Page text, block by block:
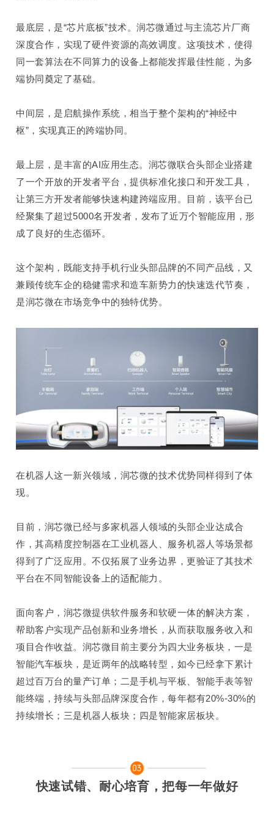
最底层，是“芯片底板”技术。润芯微通过与主流芯片厂商
深度合作，实现了硬件资源的高效调度。这项技术，使得
同一套算法在不同算力的设备上都能发挥最佳性能，为多
端协同奠定了基础。
中间层，是启航操作系统，相当于整个架构的“神经中
枢”，实现真正的跨端协同。
最上层，是丰富的AI应用生态。润芯微联合头部企业搭建
了一个开放的开发者平台，提供标准化接口和开发工具，
让第三方开发者能够快速构建跨端应用。目前，该平台已
经聚集了超过5000名开发者， 发布了近万个智能应用，形
成了良好的生态循环。
这个架构， 既能支持手机行业头部品牌的不同产品线，又
兼顾传统车企的稳健需求和造车新势力的快速迭代节奏，
是润芯微在市场竞争中的独特优势。
在机器人这一新兴领域，润芯微的技术优势同样得到了体
现。
目前，润芯微已经与多家机器人领域的头部企业达成合
作，其高精度控制器在工业机器人、服务机器人等场景都
得到了广泛应用。不仅拓展了业务边界，更验证了其技术
平台在不同智能设备上的适配能力。
面向客户，润芯微提供软件服务和软硬一体的解决方案，
帮助客户实现产品创新和业务增长，从而获取服务收入和
项目合作收益。 润芯微目前主要分为四大业务板块，一是
智能汽车板块，是近两年的战略转型， 如今已经拿下累计
超过百万台的量产订单 ；二是手机与平板、智能手表等智
能终端，持续与头部品牌深度合作，每年都有20%-30%的
持续增长；三是机器人板块；四是智能家居板块。
快速试错、耐心培育，把每一年做好